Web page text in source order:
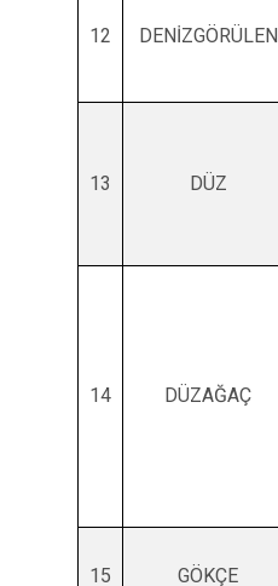
12 DENİZGÖRÜLEN
13 DÜZ
14 DÜZAĞAÇ
15 GÖKÇE